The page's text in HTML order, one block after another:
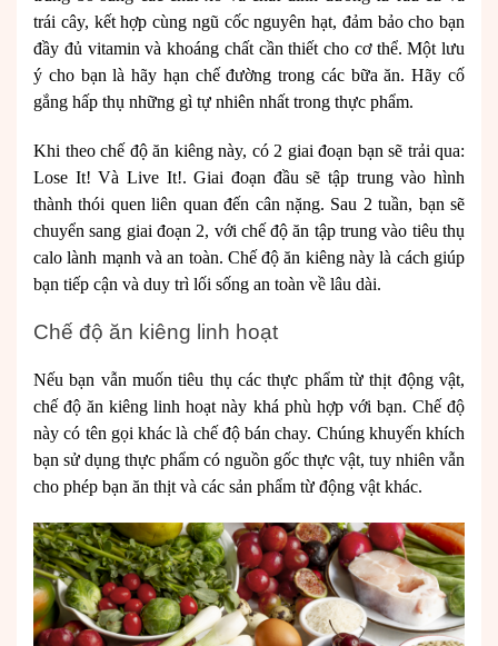
trái cây, kết hợp cùng ngũ cốc nguyên hạt, đảm bảo cho bạn
đầy đủ vitamin và khoáng chất cần thiết cho cơ thể. Một lưu
ý cho bạn là hãy hạn chế đường trong các bữa ăn. Hãy cố
gắng hấp thụ những gì tự nhiên nhất trong thực phẩm.
Khi theo chế độ ăn kiêng này, có 2 giai đoạn bạn sẽ trải qua:
Lose It! Và Live It!. Giai đoạn đầu sẽ tập trung vào hình
thành thói quen liên quan đến cân nặng. Sau 2 tuần, bạn sẽ
chuyển sang giai đoạn 2, với chế độ ăn tập trung vào tiêu thụ
calo lành mạnh và an toàn. Chế độ ăn kiêng này là cách giúp
bạn tiếp cận và duy trì lối sống an toàn về lâu dài.
Chế độ ăn kiêng linh hoạt
Nếu bạn vẫn muốn tiêu thụ các thực phẩm từ thịt động vật,
chế độ ăn kiêng linh hoạt này khá phù hợp với bạn. Chế độ
này có tên gọi khác là chế độ bán chay. Chúng khuyến khích
bạn sử dụng thực phẩm có nguồn gốc thực vật, tuy nhiên vẫn
cho phép bạn ăn thịt và các sản phẩm từ động vật khác.